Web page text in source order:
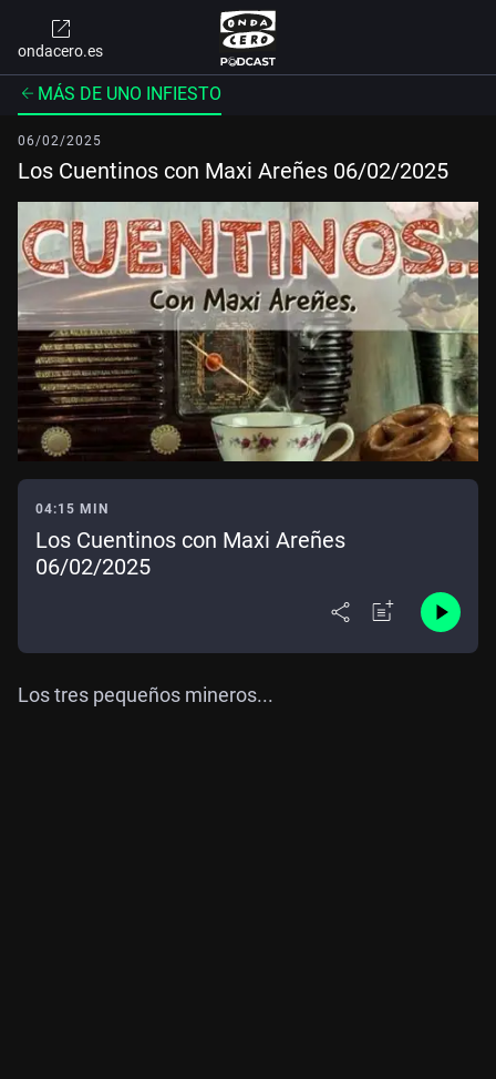
ondacero.es
MÁS DE UNO INFIESTO
06/02/2025
Los Cuentinos con Maxi Areñes 06/02/2025
04:15 MIN
Los Cuentinos con Maxi Areñes
06/02/2025
Los tres pequeños mineros...